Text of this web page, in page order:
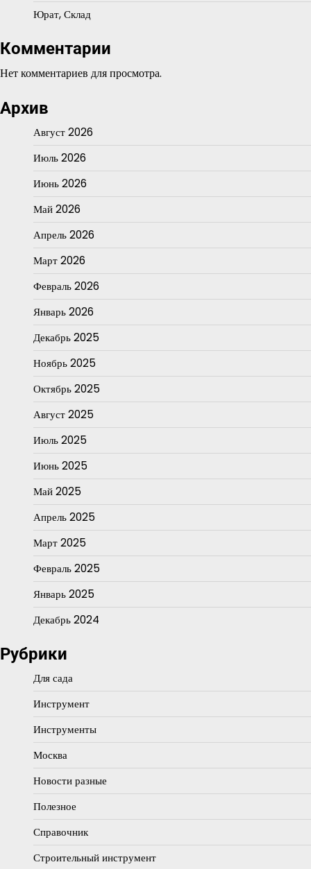
Юрат, Склад
Комментарии
Нет комментариев для просмотра.
Архив
Август 2026
Июль 2026
Июнь 2026
Май 2026
Апрель 2026
Март 2026
Февраль 2026
Январь 2026
Декабрь 2025
Ноябрь 2025
Октябрь 2025
Август 2025
Июль 2025
Июнь 2025
Май 2025
Апрель 2025
Март 2025
Февраль 2025
Январь 2025
Декабрь 2024
Рубрики
Для сада
Инструмент
Инструменты
Москва
Новости разные
Полезное
Справочник
Строительный инструмент